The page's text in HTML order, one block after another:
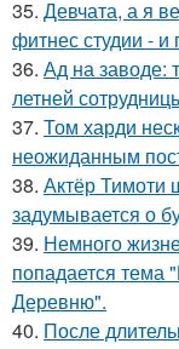
35. Девчата, а я
фитнес студии - и
36. Ад на заводе:
летней
37. Том харди
неожиданным
38. Актёр Тимоти
задумывается о
39. Немного
попадается
Деревню".
40. После